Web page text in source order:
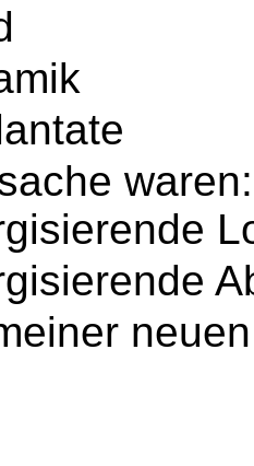
waren: